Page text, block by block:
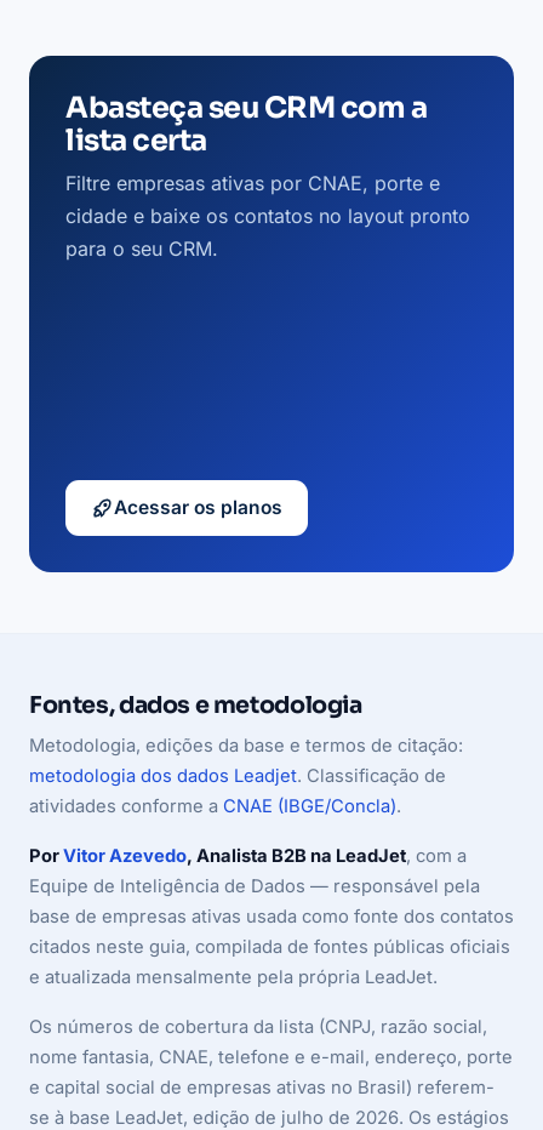
Abasteça seu CRM com a
lista certa
Filtre empresas ativas por CNAE, porte e
cidade e baixe os contatos no layout pronto
para o seu CRM.
Acessar os planos
Fontes, dados e metodologia
Metodologia, edições da base e termos de citação:
metodologia dos dados Leadjet. Classificação de
atividades conforme a CNAE (IBGE/Concla).
PorVitor Azevedo, Analista B2B na LeadJet, com a
Equipe de Inteligência de Dados — responsável pela
base de empresas ativas usada como fonte dos contatos
citados neste guia, compilada de fontes públicas oficiais
e atualizada mensalmente pela própria LeadJet.
Os números de cobertura da lista (CNPJ, razão social,
nome fantasia, CNAE, telefone e e-mail, endereço, porte
e capital social de empresas ativas no Brasil) referem-
se à base LeadJet, edição de julho de 2026. Os estágios